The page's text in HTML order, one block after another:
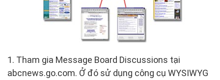
1. Tham gia Message Board Discussions tại
abcnews.go.com. Ở đó sử dụng công cụ WYSIWYG